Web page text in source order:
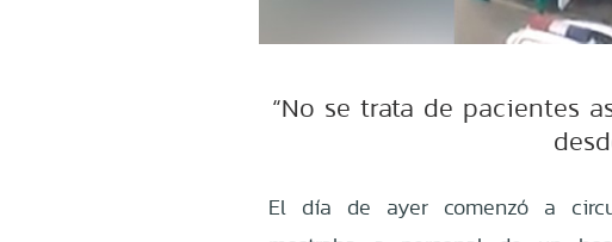
“No se trata de pacientes
El día de ayer comenzó a